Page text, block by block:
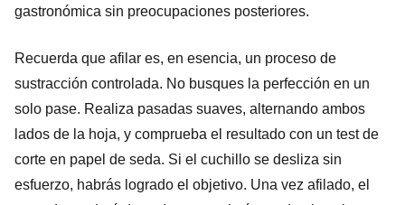
gastronómica sin preocupaciones posteriores.
Recuerda que afilar es, en esencia, un proceso de
sustracción controlada. No busques la perfección en un
solo pase. Realiza pasadas suaves, alternando ambos
lados de la hoja, y comprueba el resultado con un test de
corte en papel de seda. Si el cuchillo se desliza sin
esfuerzo, habrás logrado el objetivo. Una vez afilado, el